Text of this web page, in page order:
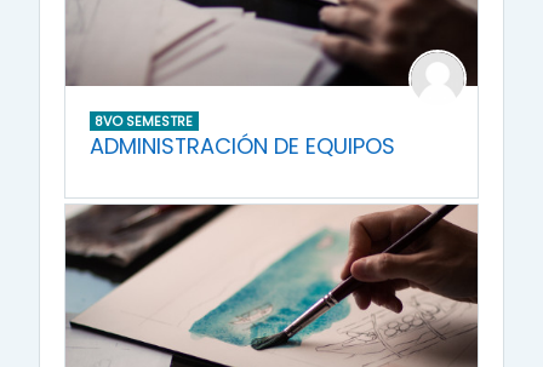
8VO SEMESTRE
ADMINISTRACIÓN DE EQUIPOS